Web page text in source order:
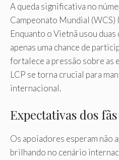
A queda significativa no
Campeonato Mundial (WCS)
Enquanto o Vietnã usou
apenas uma chance de
fortalece a pressão sobre as
LCP se torna crucial para
internacional.
Expectativas dos fãs
Os apoiadores esperam não
brilhando no cenário